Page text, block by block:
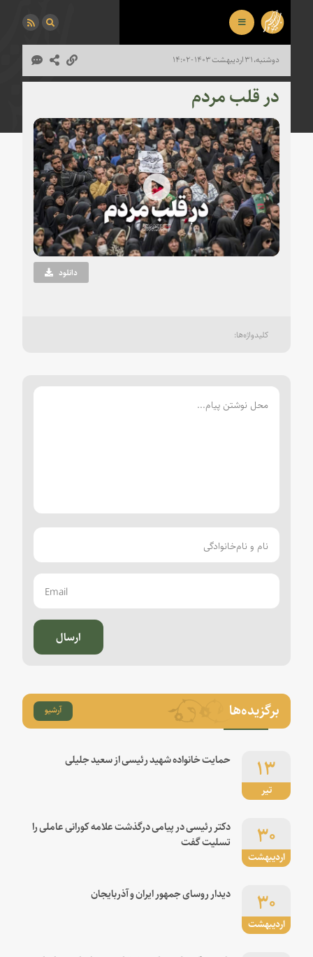
دوشنبه، ۳۱ اردیبهشت ۱۴۰۳ - ۱۴:۰۲
در قلب مردم
Play
Video دانلود
ارسال
برگزیده‌ها آرشیو
تیر
۱۳ حمایت خانواده شهید رئیسی از سعید جلیلی
اردیبهشت
۳۰
دکتر رئیسی در پیامی درگذشت علامه کورانی عاملی را
تسلیت گفت
اردیبهشت
۳۰ دیدار روسای جمهور ایران و آذربایجان